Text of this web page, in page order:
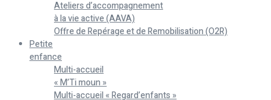
Ateliers d’accompagnement
à la vie active (AAVA)
Offre de Repérage et de Remobilisation (O2R)
Petite
enfance
Multi-accueil
« M’Ti moun »
Multi-accueil « Regard’enfants »